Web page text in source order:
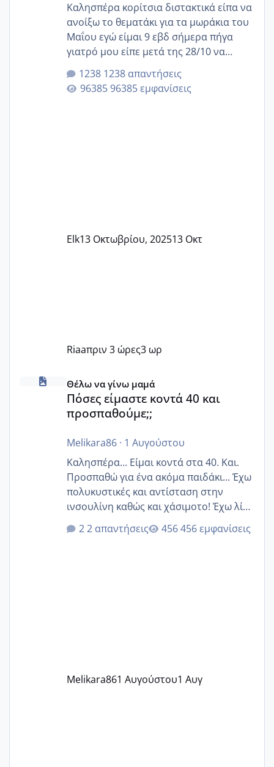
Καλησπέρα κορίτσια διστακτικά είπα να
ανοίξω το θεματάκι για τα μωράκια του
Μαΐου εγώ είμαι 9 εβδ σήμερα πήγα
γιατρό μου είπε μετά της 28/10 να
κλείσω ραντεβού για την αυχενική είναι
καμιά άλλη κοπέλα να γεννάει Μάιο ;;
1238 απαντήσεις
96385 εμφανίσεις
Elk13 Οκτωβρίου, 202513 Οκτ
Riaaπριν 3 ώρες3 ωρ
Πόσες είμαστε κοντά 40 και προσπαθούμε;;
Θέλω να γίνω μαμά
Πόσες είμαστε κοντά 40 και
προσπαθούμε;;
Melikara86· 1 Αυγούστου
Καλησπέρα... Είμαι κοντά στα 40. Και.
Προσπαθώ για ένα ακόμα παιδάκι... Έχω
πολυκυστικές και αντίσταση στην
ινσουλίνη καθώς και χάσιμοτο! Έχω λίγα
κιλά παραπάνω και όσο κ αν προσπαθώ
δεν χάνω εύκολα! Προσπαθώ για ακόμη
2 απαντήσεις 456 εμφανίσεις
Melikara861 Αυγούστου1 Αυγ